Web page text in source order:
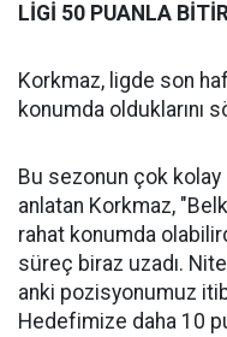
LİGİ 50 PUANLA
Korkmaz, ligde son
konumda olduklarını
Bu sezonun çok
anlatan Korkmaz,
rahat konumda
süreç biraz uzadı.
anki pozisyonumuz
Hedefimize daha 10